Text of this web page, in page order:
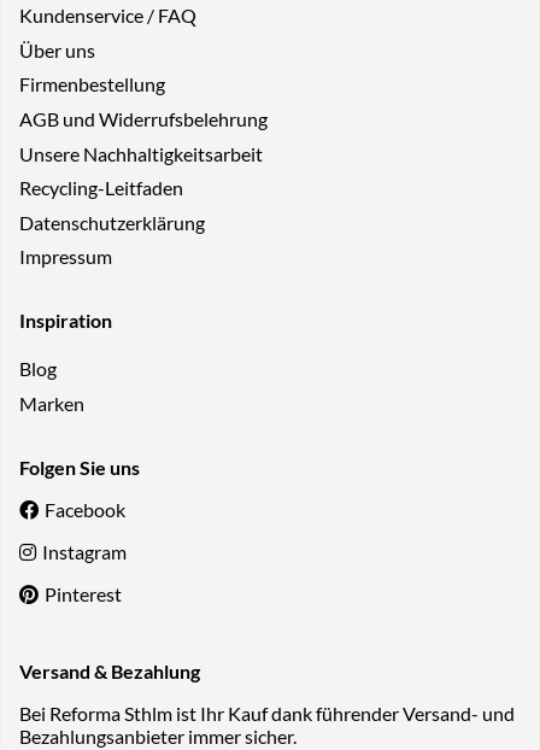
Kundenservice / FAQ
Über uns
Firmenbestellung
AGB und Widerrufsbelehrung
Unsere Nachhaltigkeitsarbeit
Recycling-Leitfaden
Datenschutzerklärung
Impressum
Inspiration
Blog
Marken
Folgen Sie uns
Facebook
Instagram
Pinterest
Versand & Bezahlung
Bei Reforma Sthlm ist Ihr Kauf dank führender Versand- und
Bezahlungsanbieter immer sicher.